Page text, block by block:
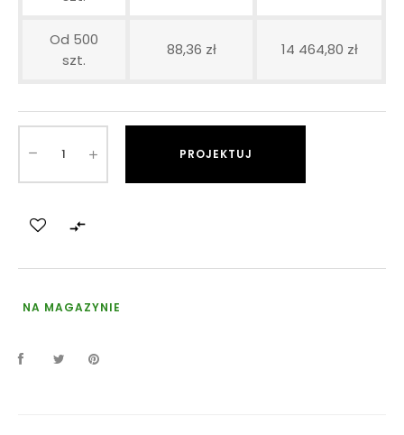
Od 500
szt.
88,36 zł 14 464,80 zł
PROJEKTUJ

NA MAGAZYNIE